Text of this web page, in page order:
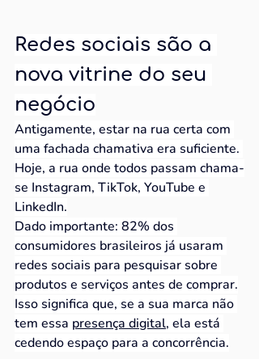
Redes sociais são a
nova vitrine do seu
negócio
Antigamente, estar na rua certa com
uma fachada chamativa era suficiente.
Hoje, a rua onde todos passam chama-
se Instagram, TikTok, YouTube e
LinkedIn.
Dado importante: 82% dos
consumidores brasileiros já usaram
redes sociais para pesquisar sobre
produtos e serviços antes de comprar.
Isso significa que, se a sua marca não
tem essa presença digital, ela está
cedendo espaço para a concorrência.